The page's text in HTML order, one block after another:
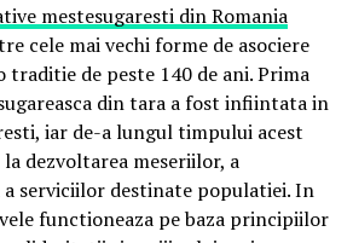
sănătate. Să aplicăm pentru
un pas firesc al acestei
Dr. Nirvana Georgescu,
Calitate și Siguranța Pacientului,
REGINA MARIA.
Centre de Excelență acreditate
se află în cadrul REGINA
mestesugaresti din Romania
cele mai vechi forme de asociere
traditie de peste 140 de ani. Prima
din tara a fost infiintata in
iar de-a lungul timpului acest
dezvoltarea meseriilor, a
serviciilor destinate populatiei. In
functioneaza pe baza principiilor